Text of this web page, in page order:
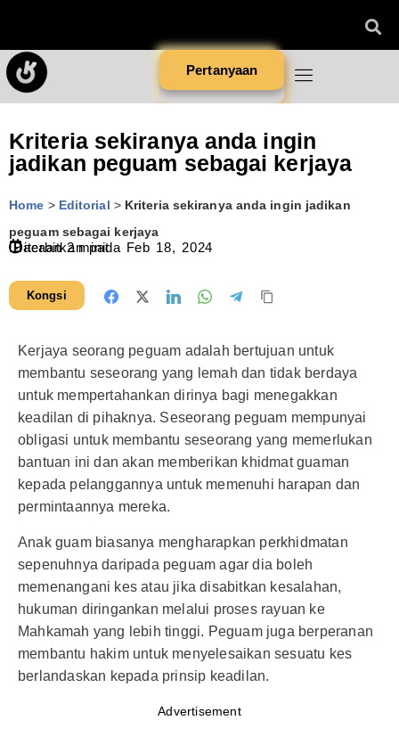
Pertanyaan
Kriteria sekiranya anda ingin
jadikan peguam sebagai kerjaya
Home > Editorial > Kriteria sekiranya anda ingin jadikan
peguam sebagai kerjaya
Diterbitkan pada Feb 18, 2024
Bacaan2 minit
Kongsi
Kerjaya seorang peguam adalah bertujuan untuk
membantu seseorang yang lemah dan tidak berdaya
untuk mempertahankan dirinya bagi menegakkan
keadilan di pihaknya. Seseorang peguam mempunyai
obligasi untuk membantu seseorang yang memerlukan
bantuan ini dan akan memberikan khidmat guaman
kepada pelanggannya untuk memenuhi harapan dan
permintaannya mereka.
Anak guam biasanya mengharapkan perkhidmatan
sepenuhnya daripada peguam agar dia boleh
memenangani kes atau jika disabitkan kesalahan,
hukuman diringankan melalui proses rayuan ke
Mahkamah yang lebih tinggi. Peguam juga berperanan
membantu hakim untuk menyelesaikan sesuatu kes
berlandaskan kepada prinsip keadilan.
Advertisement